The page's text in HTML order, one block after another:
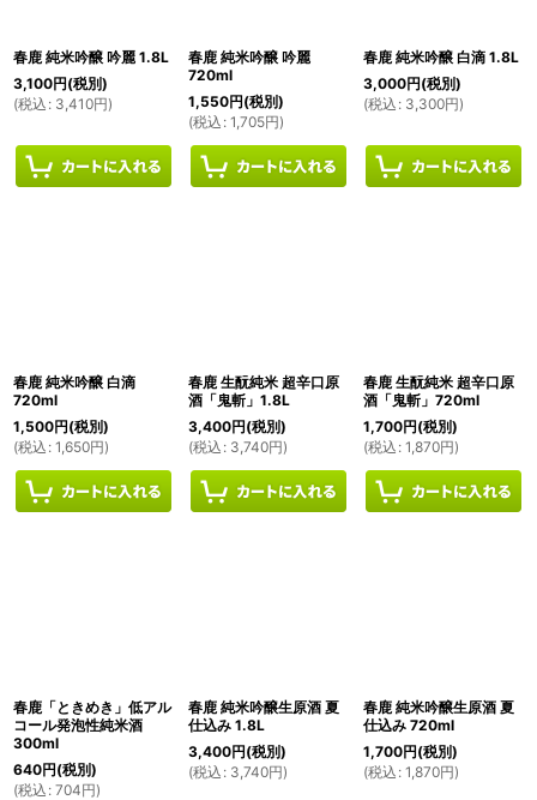
春鹿 純米吟醸 吟麗 1.8L
3,100円(税別)
(税込 : 3,410円)
春鹿 純米吟醸 吟麗
720ml
1,550円(税別)
(税込 : 1,705円)
春鹿 純米吟醸 白滴 1.8L
3,000円(税別)
(税込 : 3,300円)
春鹿 純米吟醸 白滴
720ml
1,500円(税別)
(税込 : 1,650円)
春鹿 生酛純米 超辛口原
酒「鬼斬」1.8L
3,400円(税別)
(税込 : 3,740円)
春鹿 生酛純米 超辛口原
酒「鬼斬」720ml
1,700円(税別)
(税込 : 1,870円)
春鹿「ときめき」低アル
コール発泡性純米酒
300ml
640円(税別)
(税込 : 704円)
春鹿 純米吟醸生原酒 夏
仕込み 1.8L
3,400円(税別)
(税込 : 3,740円)
春鹿 純米吟醸生原酒 夏
仕込み 720ml
1,700円(税別)
(税込 : 1,870円)